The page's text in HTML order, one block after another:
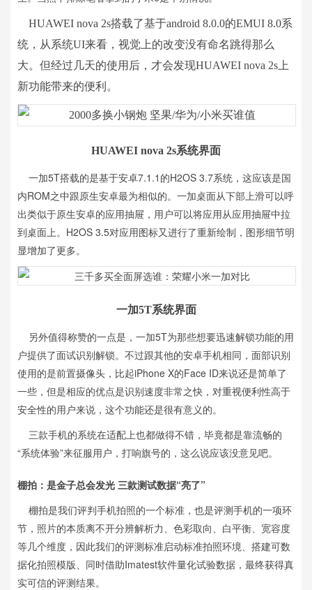
HUAWEI nova 2s搭载了基于android 8.0.0的EMUI 8.0系
统，从系统UI来看，视觉上的改变没有命名跳得那么
大。但经过几天的使用后，才会发现HUAWEI nova 2s上
新功能带来的便利。
HUAWEI nova 2s系统界面
一加5T搭载的是基于安卓7.1.1的H2OS 3.7系统，这应该是国
内ROM之中跟原生安卓最为相似的。一加桌面从下部上滑可以呼
出类似于原生安卓的应用抽屉，用户可以将应用从应用抽屉中拉
到桌面上。H2OS 3.5对应用图标又进行了重新绘制，图形细节明
显增加了更多。
一加5T系统界面
另外值得称赞的一点是，一加5T为那些想要迅速解锁功能的用
户提供了面试识别解锁。不过跟其他的安卓手机相同，面部识别
使用的是前置摄像头，比起iPhone X的Face ID来说还是简单了
一些，但是相应的优点是识别速度非常之快，对重视便利性高于
安全性的用户来说，这个功能还是很有意义的。
三款手机的系统在适配上也都做得不错，毕竟都是靠流畅的
“系统体验”来征服用户，打响旗号的，这么说应该没意见吧。
棚拍：是金子总会发光 三款测试数据“亮了”
棚拍是我们评判手机拍照的一个标准，也是评测手机的一项环
节，照片的本质离不开分辨解析力、色彩取向、白平衡、宽容度
等几个维度，因此我们的评测标准启动标准拍照环境、搭建可数
据化拍照模版、同时借助Imatest软件量化试验数据，最终获得真
实可信的评测结果。